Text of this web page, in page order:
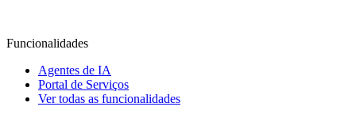
Funcionalidades
Agentes de IA
Portal de Serviços
Ver todas as funcionalidades